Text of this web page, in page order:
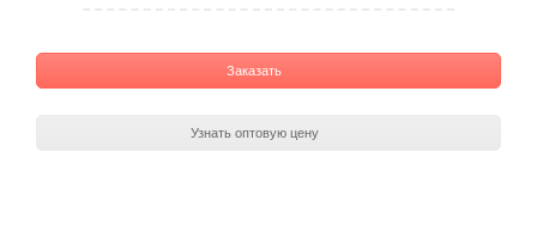
Заказать
Узнать оптовую цену